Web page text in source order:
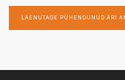
LAENUTAGE PÜHENDUNUD ÄRI